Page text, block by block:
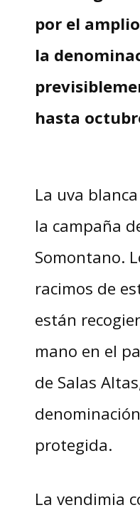
por el
la
hasta
La uva
la campaña
Somontano.
racimos de
están
mano en el
de Salas
protegida.
La vendimia